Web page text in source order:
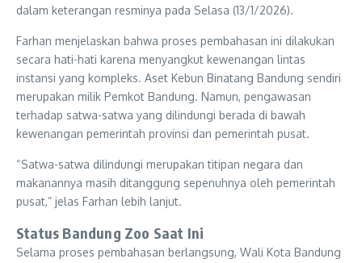
dalam keterangan resminya pada Selasa (13/1/2026).
Farhan menjelaskan bahwa proses pembahasan ini dilakukan
secara hati-hati karena menyangkut kewenangan lintas
instansi yang kompleks. Aset Kebun Binatang Bandung sendiri
merupakan milik Pemkot Bandung. Namun, pengawasan
terhadap satwa-satwa yang dilindungi berada di bawah
kewenangan pemerintah provinsi dan pemerintah pusat.
“Satwa-satwa dilindungi merupakan titipan negara dan
makanannya masih ditanggung sepenuhnya oleh pemerintah
pusat,” jelas Farhan lebih lanjut.
Status Bandung Zoo Saat Ini
Selama proses pembahasan berlangsung, Wali Kota Bandung